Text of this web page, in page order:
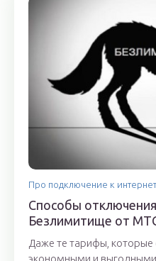
Про подключение к
Способы
Безлимитище от
Даже те тарифы,
экономными и